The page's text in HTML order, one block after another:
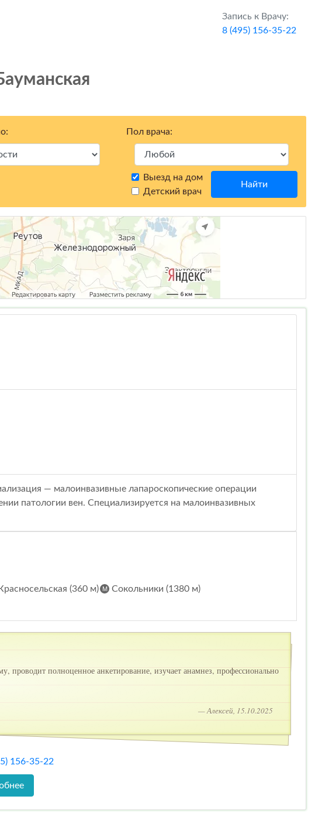
Запись к Врачу:
8 (495) 156-35-22
Пол врача:
Выезд на дом
Детский врач
Найти
— малоинвазивные лапароскопические операции
патологии вен. Специализируется на малоинвазивных
Красносельская (360 м)
Сокольники (1380 м)
полноценное анкетирование, изучает анамнез, профессионально
— Алексей, 15.10.2025
156-35-22